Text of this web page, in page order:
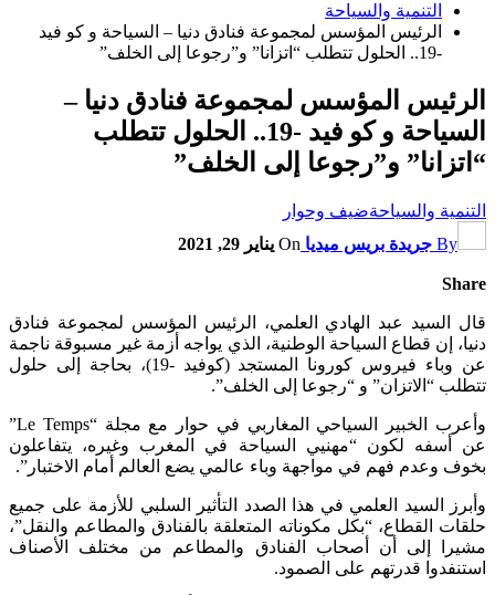
التنمية والسياحة
الرئيس المؤسس لمجموعة فنادق دنيا – السياحة و كو فيد
-19.. الحلول تتطلب “اتزانا” و”رجوعا إلى الخلف”
الرئيس المؤسس لمجموعة فنادق دنيا –
السياحة و كو فيد -19.. الحلول تتطلب
“اتزانا” و”رجوعا إلى الخلف”
التنمية والسياحةضيف وحوار
By جريدة بريس ميديا On يناير 29, 2021
Share
قال السيد عبد الهادي العلمي، الرئيس المؤسس لمجموعة فنادق
دنيا، إن قطاع السياحة الوطنية، الذي يواجه أزمة غير مسبوقة ناجمة
عن وباء فيروس كورونا المستجد (كوفيد -19)، بحاجة إلى حلول
تتطلب “الاتزان” و “رجوعا إلى الخلف”.
وأعرب الخبير السياحي المغاربي في حوار مع مجلة “Le Temps”
عن أسفه لكون “مهنيي السياحة في المغرب وغيره، يتفاعلون
بخوف وعدم فهم في مواجهة وباء عالمي يضع العالم أمام الاختبار”.
وأبرز السيد العلمي في هذا الصدد التأثير السلبي للأزمة على جميع
حلقات القطاع، “بكل مكوناته المتعلقة بالفنادق والمطاعم والنقل”،
مشيرا إلى أن أصحاب الفنادق والمطاعم من مختلف الأصناف
استنفدوا قدرتهم على الصمود.